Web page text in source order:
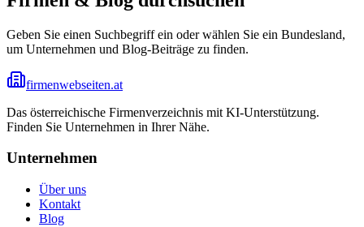
Geben Sie einen Suchbegriff ein oder wählen Sie ein Bundesland,
um Unternehmen und Blog-Beiträge zu finden.
firmenwebseiten.at
Das österreichische Firmenverzeichnis mit KI-Unterstützung.
Finden Sie Unternehmen in Ihrer Nähe.
Unternehmen
Über uns
Kontakt
Blog